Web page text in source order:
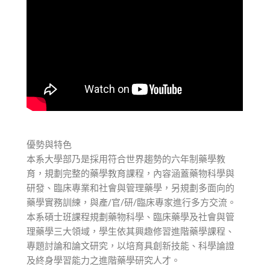
優勢與特色
本系大學部乃是採用符合世界趨勢的六年制藥學教
育，規劃完整的藥學教育課程，內容涵蓋藥物科學與
研發、臨床專業和社會與管理藥學，另規劃多面向的
藥學實務訓練，與產/官/研/臨床專家進行多方交流。
本系碩士班課程規劃藥物科學、臨床藥學及社會與管
理藥學三大領域，學生依其興趣修習進階藥學課程、
專題討論和論文研究，以培育具創新技能、科學論證
及終身學習能力之進階藥學研究人才。